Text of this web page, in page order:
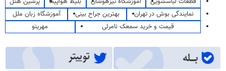
نمایندگی بوش در تهران
بهترین جراح بینی
آموزشگاه زبان ملل
قیمت و خرید سمعک نامرئی
مهرینو